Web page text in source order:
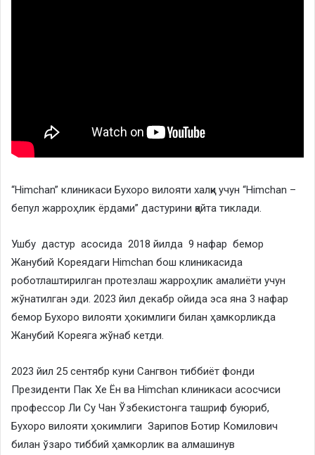
“Himchan” клиникаси Бухоро вилояти халқи учун “Himchan –
бепул жарроҳлик ёрдами” дастурини қайта тиклади.
Ушбу дастур асосида 2018 йилда 9 нафар бемор
Жанубий Кореядаги Himchan бош клиникасида
роботлаштирилган протезлаш жарроҳлик амалиёти учун
жўнатилган эди. 2023 йил декабр ойида эса яна 3 нафар
бемор Бухоро вилояти ҳокимлиги билан ҳамкорликда
Жанубий Кореяга жўнаб кетди.
2023 йил 25 сентябр куни Сангвон тиббиёт фонди
Президенти Пак Хе Ён ва Himchan клиникаси асосчиси
профессор Ли Су Чан Ўзбекистонга ташриф буюриб,
Бухоро вилояти ҳокимлиги Зарипов Ботир Комилович
билан ўзаро тиббий ҳамкорлик ва алмашинув